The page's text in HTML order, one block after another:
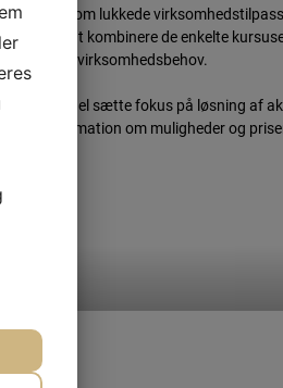
tilbydes som lukkede
muligt at kombinere de enkelte
enkelte virksomhedsbehov.
med fordel sætte fokus på løsning af
information om muligheder og